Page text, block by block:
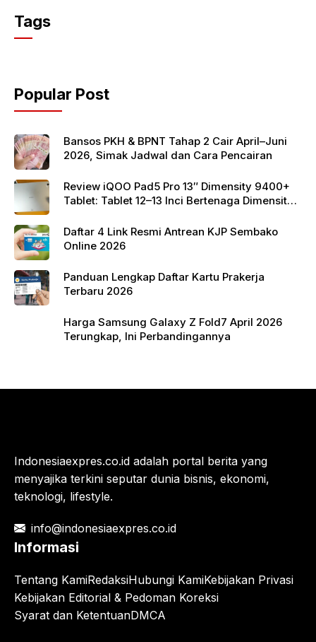
c
e
o
o
k
p
p
Tags
Popular Post
Bansos PKH & BPNT Tahap 2 Cair April–Juni
2026, Simak Jadwal dan Cara Pencairan
Review iQOO Pad5 Pro 13″ Dimensity 9400+
Tablet: Tablet 12–13 Inci Bertenaga Dimensity
Daftar 4 Link Resmi Antrean KJP Sembako
Online 2026
Panduan Lengkap Daftar Kartu Prakerja
Terbaru 2026
Harga Samsung Galaxy Z Fold7 April 2026
Terungkap, Ini Perbandingannya
Indonesiaexpres.co.id adalah portal berita yang
menyajika terkini seputar dunia bisnis, ekonomi,
teknologi, lifestyle.
info@indonesiaexpres.co.id
Informasi
Tentang KamiRedaksiHubungi KamiKebijakan Privasi
Kebijakan Editorial & Pedoman Koreksi
Syarat dan KetentuanDMCA